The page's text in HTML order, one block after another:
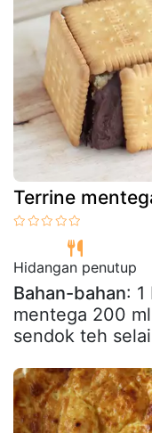
Terrine
Hidangan penutup
Bahan-bahan: 1
mentega 200
sendok teh